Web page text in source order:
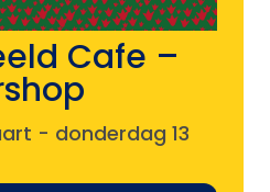
Cafe –
- donderdag 13